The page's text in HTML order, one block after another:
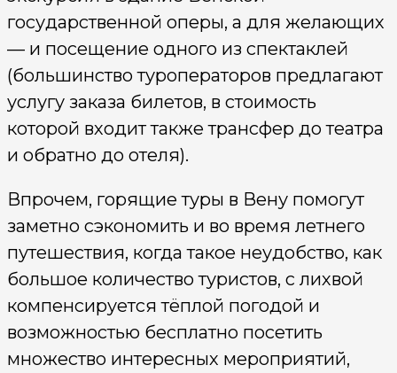
государственной оперы, а для желающих
— и посещение одного из спектаклей
(большинство туроператоров предлагают
услугу заказа билетов, в стоимость
которой входит также трансфер до театра
и обратно до отеля).
Впрочем, горящие туры в Вену помогут
заметно сэкономить и во время летнего
путешествия, когда такое неудобство, как
большое количество туристов, с лихвой
компенсируется тёплой погодой и
возможностью бесплатно посетить
множество интересных мероприятий,